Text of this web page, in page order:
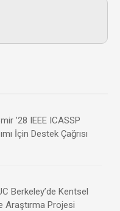
’28 IEEE ICASSP
İçin Destek Çağrısı
Berkeley’de Kentsel
Araştırma Projesi